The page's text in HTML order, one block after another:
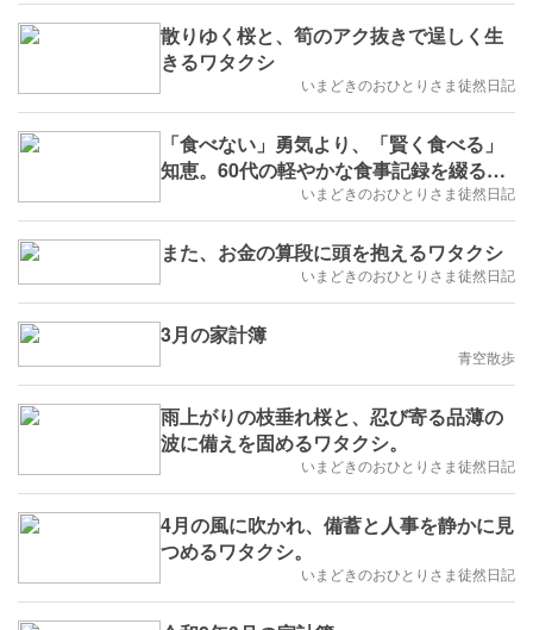
散りゆく桜と、筍のアク抜きで逞しく生
きるワタクシ
いまどきのおひとりさま徒然日記
「食べない」勇気より、「賢く食べる」
知恵。60代の軽やかな食事記録を綴るワ
いまどきのおひとりさま徒然日記
また、お金の算段に頭を抱えるワタクシ
いまどきのおひとりさま徒然日記
3月の家計簿
青空散歩
雨上がりの枝垂れ桜と、忍び寄る品薄の
波に備えを固めるワタクシ。
いまどきのおひとりさま徒然日記
4月の風に吹かれ、備蓄と人事を静かに見
つめるワタクシ。
いまどきのおひとりさま徒然日記